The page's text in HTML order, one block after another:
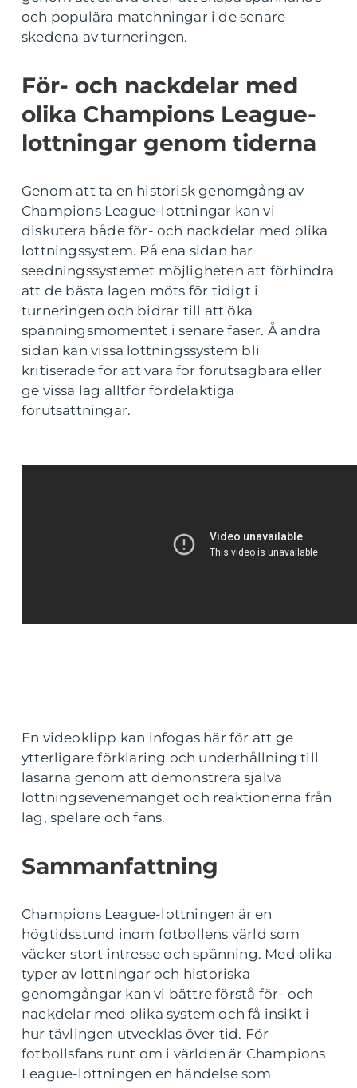
och populära matchningar i de senare
skedena av turneringen.
För- och nackdelar med
olika Champions League-
lottningar genom tiderna
Genom att ta en historisk genomgång av
Champions League-lottningar kan vi
diskutera både för- och nackdelar med olika
lottningssystem. På ena sidan har
seedningssystemet möjligheten att förhindra
att de bästa lagen möts för tidigt i
turneringen och bidrar till att öka
spänningsmomentet i senare faser. Å andra
sidan kan vissa lottningssystem bli
kritiserade för att vara för förutsägbara eller
ge vissa lag alltför fördelaktiga
förutsättningar.
En videoklipp kan infogas här för att ge
ytterligare förklaring och underhållning till
läsarna genom att demonstrera själva
lottningsevenemanget och reaktionerna från
lag, spelare och fans.
Sammanfattning
Champions League-lottningen är en
högtidsstund inom fotbollens värld som
väcker stort intresse och spänning. Med olika
typer av lottningar och historiska
genomgångar kan vi bättre förstå för- och
nackdelar med olika system och få insikt i
hur tävlingen utvecklas över tid. För
fotbollsfans runt om i världen är Champions
League-lottningen en händelse som